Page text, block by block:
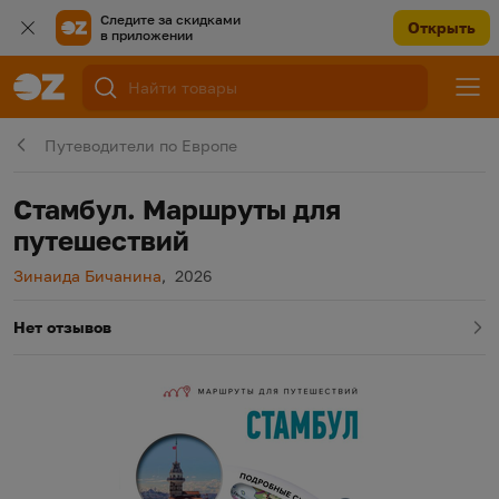
Следите за скидками
в приложении
Открыть
Путеводители по Европе
Стамбул. Маршруты для
путешествий
Автор
Зинаида Бичанина, Год издания
2026
Нет отзывов